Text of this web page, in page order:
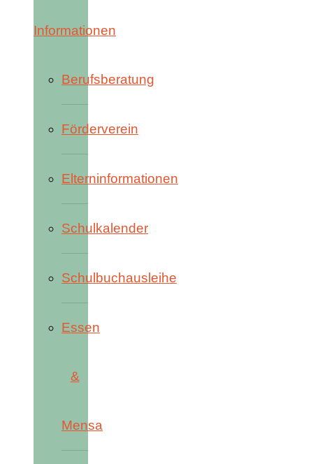
Informationen
Berufsberatung
Förderverein
Elterninformationen
Schulkalender
Schulbuchausleihe
Essen
&
Mensa